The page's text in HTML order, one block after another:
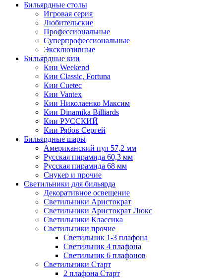
Бильярдные столы
Игровая серия
Любительские
Профессиональные
Суперпрофессиональные
Эксклюзивные
Бильярдные кии
Кии Weekend
Кии Classic, Fortuna
Кии Cuetec
Кии Vantex
Кии Николаенко Максим
Кии Dinamika Billiards
Кии РУССКИЙ
Кии Рябов Сергей
Бильярдные шары
Американский пул 57,2 мм
Русская пирамида 60,3 мм
Русская пирамида 68 мм
Снукер и прочие
Светильники для бильярда
Декоративное освещение
Светильники Аристократ
Светильники Аристократ Люкс
Светильники Классика
Светильники прочие
Светильник 1-3 плафона
Светильник 4 плафона
Светильник 6 плафонов
Светильники Старт
2 плафона Старт